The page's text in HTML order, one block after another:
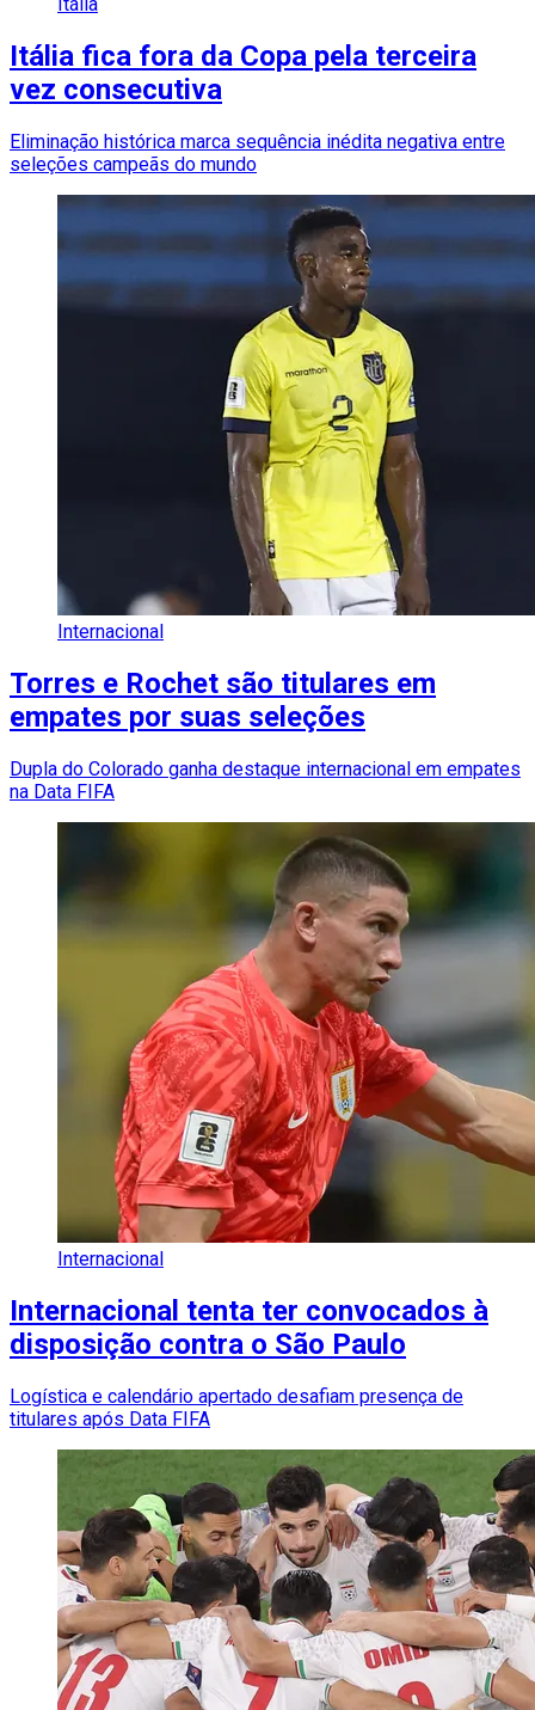
Itália fica fora da Copa pela terceira
vez consecutiva
Eliminação histórica marca sequência inédita negativa entre
seleções campeãs do mundo
Internacional
Torres e Rochet são titulares em
empates por suas seleções
Dupla do Colorado ganha destaque internacional em empates
na Data FIFA
Internacional
Internacional tenta ter convocados à
disposição contra o São Paulo
Logística e calendário apertado desafiam presença de
titulares após Data FIFA